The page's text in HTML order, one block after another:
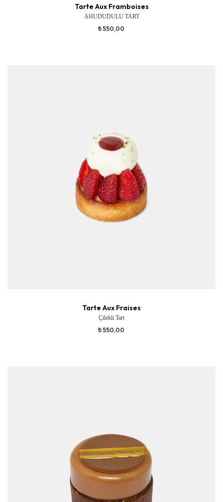
Tarte Aux Framboises
AHUDUDULU TART
₺ 550,00
Tarte Aux Fraises
Çilekli Tart
₺ 550,00